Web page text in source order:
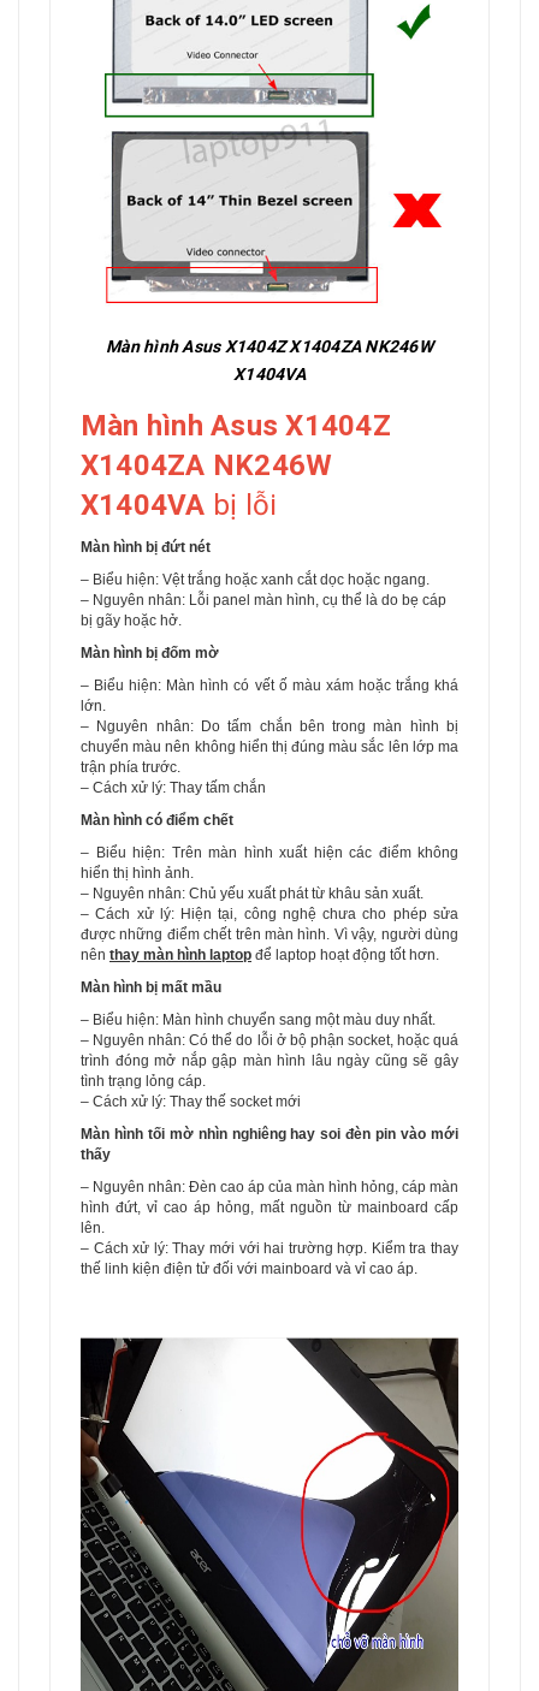
Màn hình Asus X1404Z X1404ZA NK246W
X1404VA
Màn hình Asus X1404Z
X1404ZA NK246W
X1404VA bị lỗi
Màn hình bị đứt nét
– Biểu hiện: Vệt trắng hoặc xanh cắt dọc hoặc ngang.
– Nguyên nhân: Lỗi panel màn hình, cụ thể là do bẹ cáp
bị gãy hoặc hở.
Màn hình bị đốm mờ
– Biểu hiện: Màn hình có vết ố màu xám hoặc trắng khá
lớn.
– Nguyên nhân: Do tấm chắn bên trong màn hình bị
chuyển màu nên không hiển thị đúng màu sắc lên lớp ma
trận phía trước.
– Cách xử lý: Thay tấm chắn
Màn hình có điểm chết
– Biểu hiện: Trên màn hình xuất hiện các điểm không
hiển thị hình ảnh.
– Nguyên nhân: Chủ yếu xuất phát từ khâu sản xuất.
– Cách xử lý: Hiện tại, công nghệ chưa cho phép sửa
được những điểm chết trên màn hình. Vì vậy, người dùng
nên thay màn hình laptop để laptop hoạt động tốt hơn.
Màn hình bị mất mầu
– Biểu hiện: Màn hình chuyển sang một màu duy nhất.
– Nguyên nhân: Có thể do lỗi ở bộ phận socket, hoặc quá
trình đóng mở nắp gập màn hình lâu ngày cũng sẽ gây
tình trạng lỏng cáp.
– Cách xử lý: Thay thế socket mới
Màn hình tối mờ nhìn nghiêng hay soi đèn pin vào mới
thấy
– Nguyên nhân: Đèn cao áp của màn hình hỏng, cáp màn
hình đứt, vỉ cao áp hỏng, mất nguồn từ mainboard cấp
lên.
– Cách xử lý: Thay mới với hai trường hợp. Kiểm tra thay
thế linh kiện điện tử đối với mainboard và vỉ cao áp.